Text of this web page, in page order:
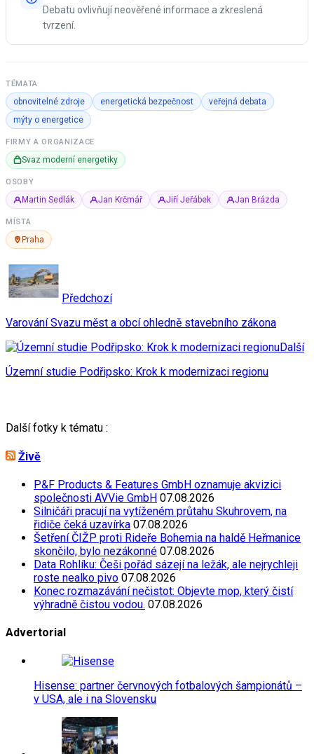
Debatu ovlivňují neověřené informace a zkreslená
tvrzení.
TÉMATA
obnovitelné zdroje energetická bezpečnost
veřejná debata
mýty o energetice
FIRMY A ORGANIZACE
Svaz moderní energetiky
OSOBY
Martin Sedlák Jan Krčmář Jiří Jeřábek Jan Brázda
MÍSTA
Praha
Předchozí
Varování Svazu měst a obcí ohledně stavebního zákona
Další
Územní studie Podřipsko: Krok k modernizaci regionu
Další fotky k tématu :
Živě
P&F Products & Features GmbH oznamuje akvizici
společnosti AVVie GmbH 07.08.2026
Silničáři pracují na vytíženém průtahu Skuhrovem, na
řidiče čeká uzavírka 07.08.2026
Šetření ČIŽP proti Rideře Bohemia na haldě Heřmanice
skončilo, bylo nezákonné 07.08.2026
Data Rohlíku: Češi pořád sázejí na ležák, ale nejrychleji
roste nealko pivo 07.08.2026
Konec rozmazávání nečistot: Objevte mop, který čistí
výhradně čistou vodou. 07.08.2026
Advertorial
Hisense: partner červnových fotbalových šampionátů –
v USA, ale i na Slovensku